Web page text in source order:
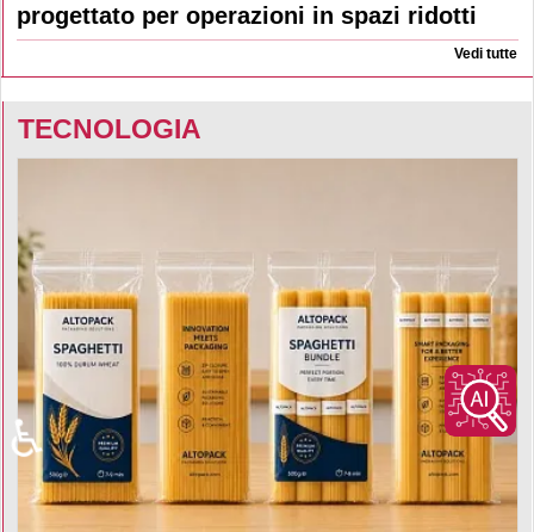
progettato per operazioni in spazi ridotti
Vedi tutte
TECNOLOGIA